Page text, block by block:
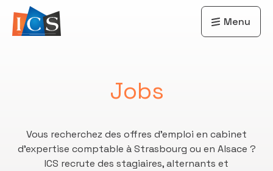
Menu
Jobs
Vous recherchez des offres d’emploi en cabinet
d’expertise comptable à Strasbourg ou en Alsace ?
ICS recrute des stagiaires, alternants et